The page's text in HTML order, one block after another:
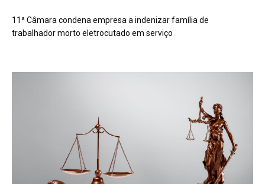
11ª Câmara condena empresa a indenizar família de
trabalhador morto eletrocutado em serviço